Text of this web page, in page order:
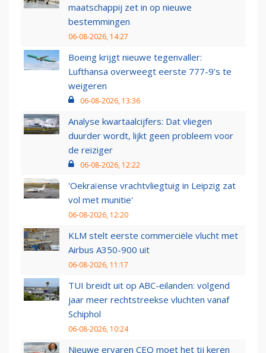
maatschappij zet in op nieuwe
bestemmingen
06-08-2026, 14:27
Boeing krijgt nieuwe tegenvaller:
Lufthansa overweegt eerste 777-9’s te
weigeren
06-08-2026, 13:36
Analyse kwartaalcijfers: Dat vliegen
duurder wordt, lijkt geen probleem voor
de reiziger
06-08-2026, 12:22
'Oekraïense vrachtvliegtuig in Leipzig zat
vol met munitie'
06-08-2026, 12:20
KLM stelt eerste commerciële vlucht met
Airbus A350-900 uit
06-08-2026, 11:17
TUI breidt uit op ABC-eilanden: volgend
jaar meer rechtstreekse vluchten vanaf
Schiphol
06-08-2026, 10:24
Nieuwe ervaren CEO moet het tij keren